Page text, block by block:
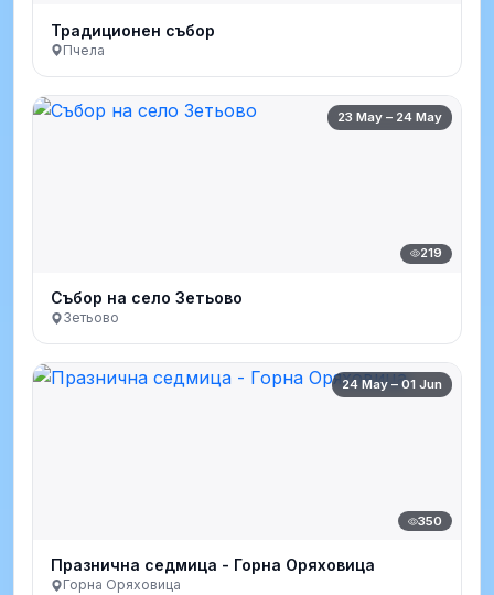
Традиционен събор
Пчела
23 May – 24 May
219
Събор на село Зетьово
Зетьово
24 May – 01 Jun
350
Празнична седмица - Горна Оряховица
Горна Оряховица